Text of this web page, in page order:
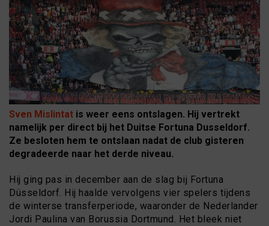
Sven Mislintat is weer eens ontslagen. Hij vertrekt
namelijk per direct bij het Duitse Fortuna Dusseldorf.
Ze besloten hem te ontslaan nadat de club gisteren
degradeerde naar het derde niveau.
Hij ging pas in december aan de slag bij Fortuna
Düsseldorf. Hij haalde vervolgens vier spelers tijdens
de winterse transferperiode, waaronder de Nederlander
Jordi Paulina van Borussia Dortmund. Het bleek niet